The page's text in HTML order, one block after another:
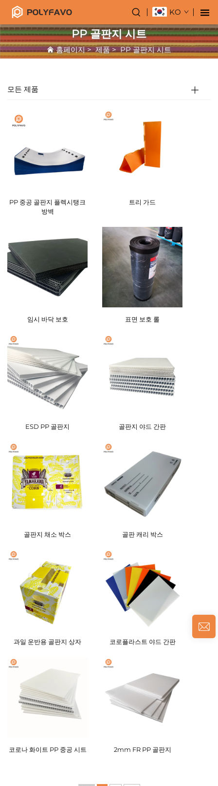
KO
PP 골판지 시트
홈페이지>제품>PP 골판지 시트
모든 제품
PP 중공 골판지 플렉시탱크
방벽
트리 가드
임시 바닥 보호 표면 보호 롤
ESD PP 골판지 골판지 야드 간판
골판지 채소 박스 골판 캐리 박스
과일 운반용 골판지 상자 코로플라스트 야드 간판
코로나 화이트 PP 중공 시트 2mm FR PP 골판지